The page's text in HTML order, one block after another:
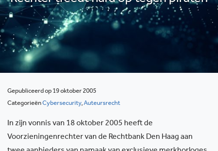
Gepubliceerd op 19 oktober 2005
CategorieënCybersecurity,Auteursrecht
In zijn vonnis van 18 oktober 2005 heeft de
Voorzieningenrechter van de Rechtbank Den Haag aan